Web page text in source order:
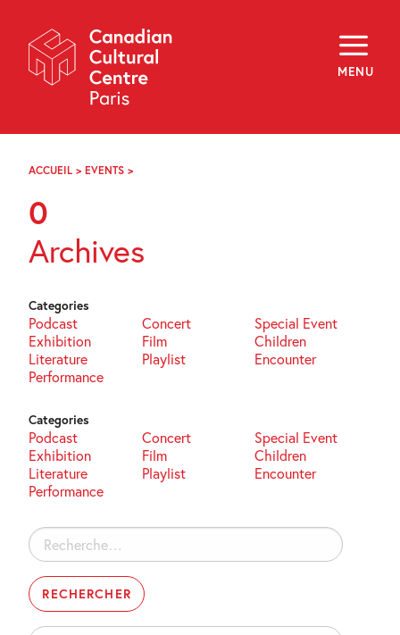
Navigation
MENU
About
Programming
Off-Site
Explore
Archives
FR
ACCUEIL > EVENTS >
0
Archives
Categories
Podcast Concert
Special Event
Exhibition
Film
Children
Literature
Playlist
Encounter
Performance
Categories
Podcast Concert
Special Event
Exhibition
Film
Children
Literature
Playlist
Encounter
Performance
Rechercher :